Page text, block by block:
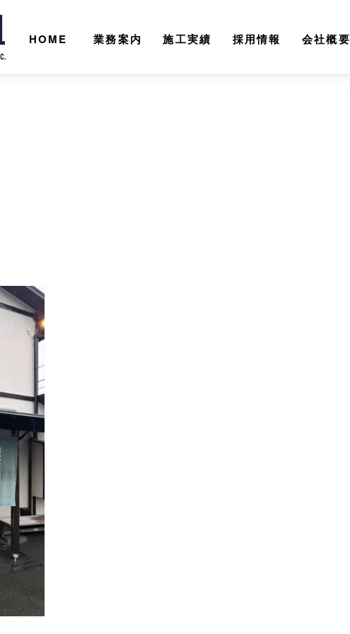
HOME 業務案内 施工実績 採用情報 会社概要